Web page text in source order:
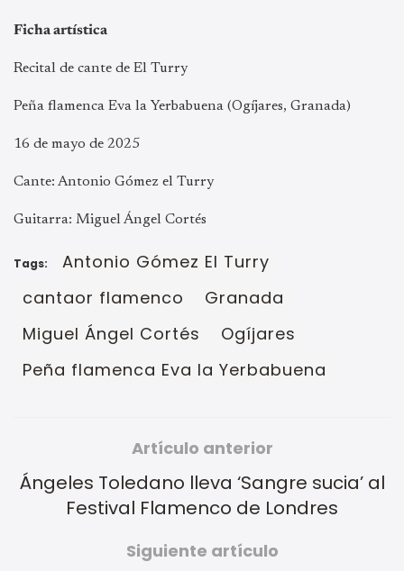
Ficha artística
Recital de cante de El Turry
Peña flamenca Eva la Yerbabuena (Ogíjares, Granada)
16 de mayo de 2025
Cante: Antonio Gómez el Turry
Guitarra: Miguel Ángel Cortés
Tags:
Antonio Gómez El Turry
cantaor flamenco
Granada
Miguel Ángel Cortés
Ogíjares
Peña flamenca Eva la Yerbabuena
Artículo anterior
Ángeles Toledano lleva ‘Sangre sucia’ al
Festival Flamenco de Londres
Siguiente artículo